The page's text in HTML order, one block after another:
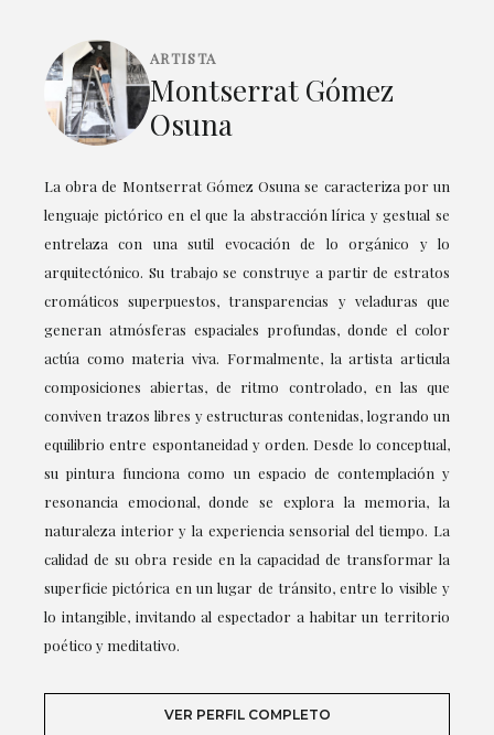
ARTISTA
Montserrat Gómez
Osuna
La obra de Montserrat Gómez Osuna se caracteriza por un
lenguaje pictórico en el que la abstracción lírica y gestual se
entrelaza con una sutil evocación de lo orgánico y lo
arquitectónico. Su trabajo se construye a partir de estratos
cromáticos superpuestos, transparencias y veladuras que
generan atmósferas espaciales profundas, donde el color
actúa como materia viva. Formalmente, la artista articula
composiciones abiertas, de ritmo controlado, en las que
conviven trazos libres y estructuras contenidas, logrando un
equilibrio entre espontaneidad y orden. Desde lo conceptual,
su pintura funciona como un espacio de contemplación y
resonancia emocional, donde se explora la memoria, la
naturaleza interior y la experiencia sensorial del tiempo. La
calidad de su obra reside en la capacidad de transformar la
superficie pictórica en un lugar de tránsito, entre lo visible y
lo intangible, invitando al espectador a habitar un territorio
poético y meditativo.
VER PERFIL COMPLETO